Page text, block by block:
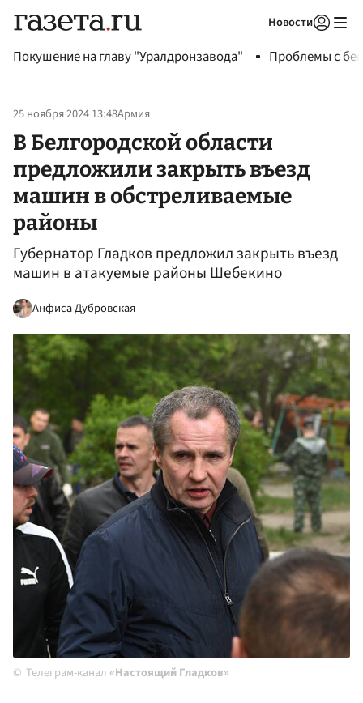
Новости
Покушение на главу "Уралдронзавода" Проблемы с
25 ноября 2024 13:48Армия
В Белгородской области
предложили закрыть въезд
машин в обстреливаемые
районы
Губернатор Гладков предложил закрыть въезд
машин в атакуемые районы Шебекино
Анфиса Дубровская
Телеграм-канал «Настоящий Гладков»